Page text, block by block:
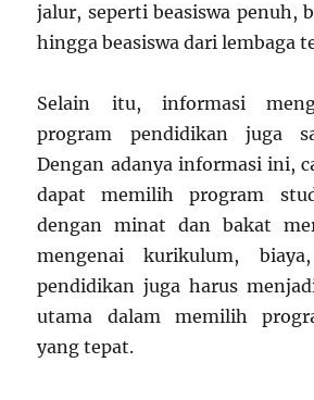
jalur, seperti beasiswa penuh,
hingga beasiswa dari lembaga
Selain itu, informasi
program pendidikan juga
Dengan adanya informasi ini,
dapat memilih program
dengan minat dan bakat
mengenai kurikulum,
pendidikan juga harus
utama dalam memilih
yang tepat.